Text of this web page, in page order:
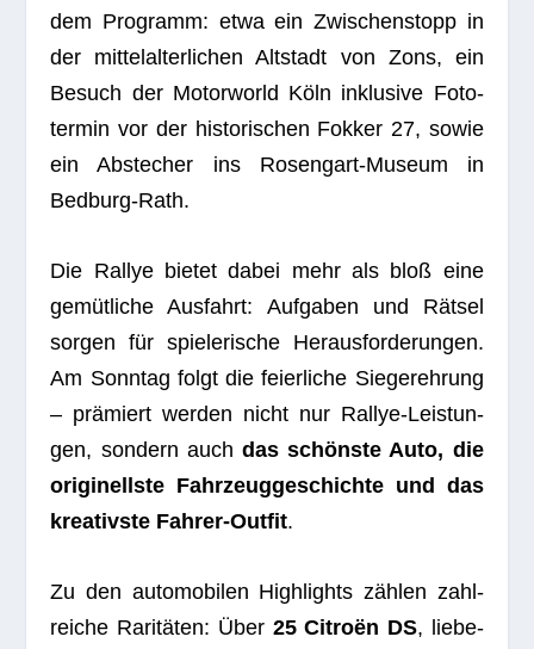
dem Pro­gramm: etwa ein Zwi­schen­stopp in
der mit­tel­al­ter­li­chen Alt­stadt von Zons, ein
Besuch der Motor­world Köln inklu­sive Foto­
ter­min vor der his­to­ri­schen Fok­ker 27, sowie
ein Abste­cher ins Rosen­gart-Museum in
Bedburg-Rath.
Die Ral­lye bie­tet dabei mehr als bloß eine
gemüt­li­che Aus­fahrt: Auf­ga­ben und Rät­sel
sor­gen für spie­le­ri­sche Her­aus­for­de­run­gen.
Am Sonn­tag folgt die fei­er­li­che Sie­ger­eh­rung
– prä­miert wer­den nicht nur Ral­lye-Leis­tun­
gen, son­dern auch das schönste Auto, die
ori­gi­nellste Fahr­zeug­ge­schichte und das
krea­tivste Fah­rer-Out­fit.
Zu den auto­mo­bi­len High­lights zäh­len zahl­
rei­che Rari­tä­ten: Über 25 Citroёn DS, lie­be­